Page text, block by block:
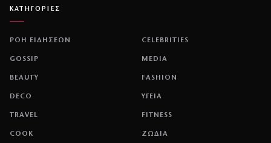
ΚΑΤΗΓΟΡΙΕΣ
ΡΟΗ ΕΙΔΗΣΕΩΝ CELEBRITIES
GOSSIP MEDIA
BEAUTY FASHION
DECO ΥΓΕΙΑ
TRAVEL FITNESS
COOK ΖΩΔΙΑ